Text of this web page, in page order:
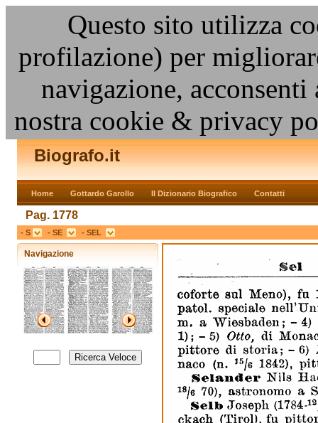
Questo sito utilizza
profilazione) per
navigazione,
nostra cookie & privacy
Biografo.it
Home Gottardo Garollo Il Dizionario Biografico Contatti
Pag. 1778
- S - SE - SEL
Navigazione